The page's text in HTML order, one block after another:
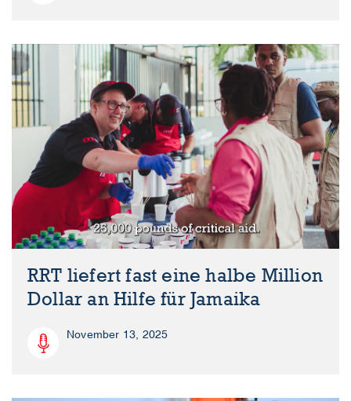
RRT liefert fast eine halbe Million
Dollar an Hilfe für Jamaika
November 13, 2025